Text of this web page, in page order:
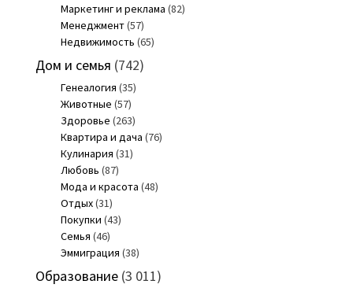
Маркетинг и реклама (82)
Менеджмент(57)
Недвижимость (65)
Дом и семья (742)
Генеалогия (35)
Животные (57)
Здоровье (263)
Квартира и дача (76)
Кулинария (31)
Любовь (87)
Мода и красота (48)
Отдых(31)
Покупки (43)
Семья (46)
Эммиграция (38)
Образование(3 011)